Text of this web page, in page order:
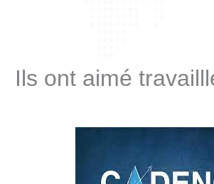
Ils ont aimé